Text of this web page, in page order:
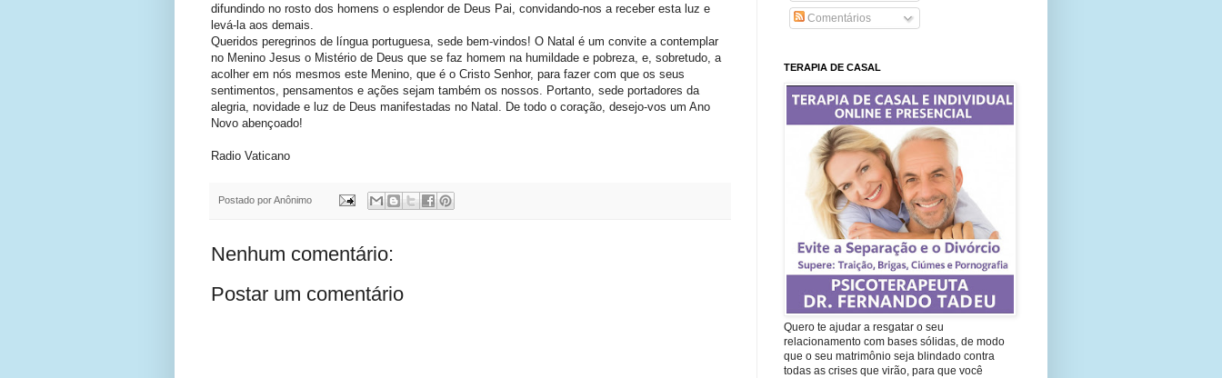
difundindo no rosto dos homens o esplendor de Deus Pai, convidando-nos a receber esta luz e
levá-la aos demais.
Queridos peregrinos de língua portuguesa, sede bem-vindos! O Natal é um convite a contemplar
no Menino Jesus o Mistério de Deus que se faz homem na humildade e pobreza, e, sobretudo, a
acolher em nós mesmos este Menino, que é o Cristo Senhor, para fazer com que os seus
sentimentos, pensamentos e ações sejam também os nossos. Portanto, sede portadores da
alegria, novidade e luz de Deus manifestadas no Natal. De todo o coração, desejo-vos um Ano
Novo abençoado!
Radio Vaticano
Postado porAnônimo
Nenhum comentário:
Postar um comentário
Comentários
TERAPIA DE CASAL
Quero te ajudar a resgatar o seu
relacionamento com bases sólidas, de modo
que o seu matrimônio seja blindado contra
todas as crises que virão, para que você